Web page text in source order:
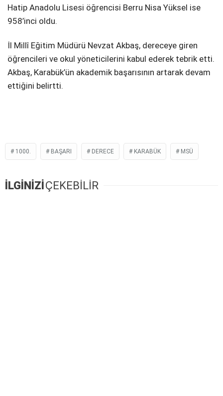
Hatip Anadolu Lisesi öğrencisi Berru Nisa Yüksel ise
958’inci oldu.
İl Millî Eğitim Müdürü Nevzat Akbaş, dereceye giren
öğrencileri ve okul yöneticilerini kabul ederek tebrik etti.
Akbaş, Karabük’ün akademik başarısının artarak devam
ettiğini belirtti.
1000. BAŞARI DERECE KARABÜK MSÜ
İLGİNİZİ ÇEKEBİLİR